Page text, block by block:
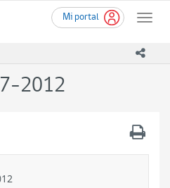
Mi portal
Toggle
2012